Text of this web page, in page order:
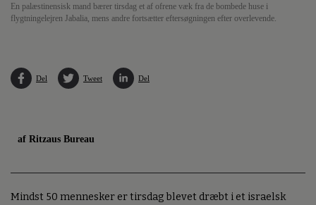
En palæstinensisk mand bærer tirsdag et af ofrene væk fra de bombede huse i
flygtningelejren Jabalia, mens andre fortsætter eftersøgningen efter overlevende.
Del Tweet Del
af Ritzaus Bureau
Mindst 50 mennesker er tirsdag blevet dræbt i et israelsk